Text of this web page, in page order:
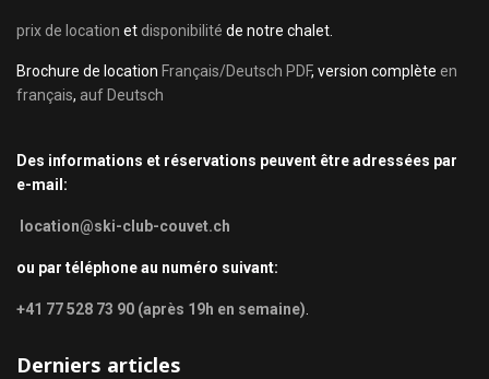
prix de location et disponibilité de notre chalet.
Brochure de location Français/Deutsch PDF, version complète en
français, auf Deutsch
Des informations et réservations peuvent être adressées par
e-mail:
location@ski-club-couvet.ch
ou par téléphone au numéro suivant:
+41 77 528 73 90 (après 19h en semaine)
Derniers articles